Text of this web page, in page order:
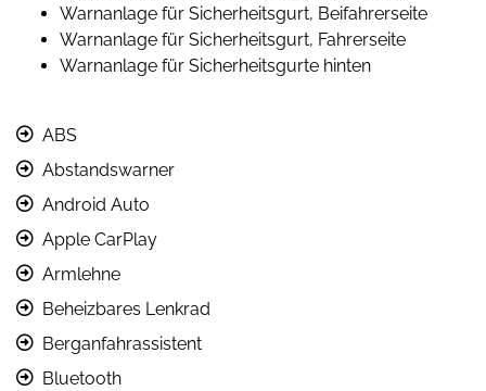
Warnanlage für Sicherheitsgurt, Beifahrerseite
Warnanlage für Sicherheitsgurt, Fahrerseite
Warnanlage für Sicherheitsgurte hinten
ABS
Abstandswarner
Android Auto
Apple CarPlay
Armlehne
Beheizbares Lenkrad
Berganfahrassistent
Bluetooth